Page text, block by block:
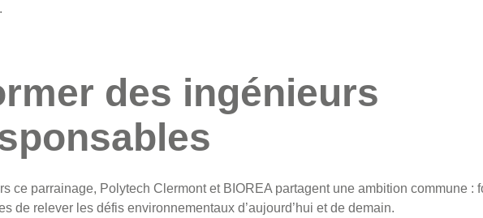
des ingénieurs
ce parrainage, Polytech Clermont et BIOREA partagent une ambition commune :
de relever les défis environnementaux d’aujourd’hui et de demain.